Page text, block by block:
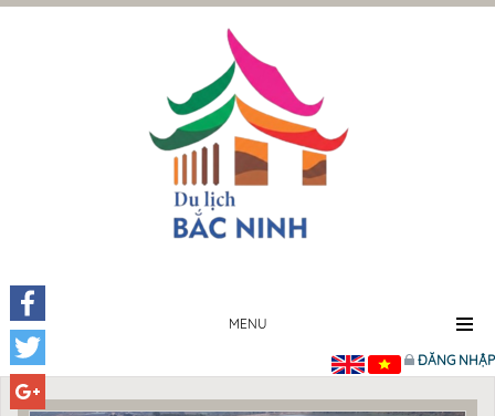
MENU
ĐĂNG NHẬP
Facebook
Twitter